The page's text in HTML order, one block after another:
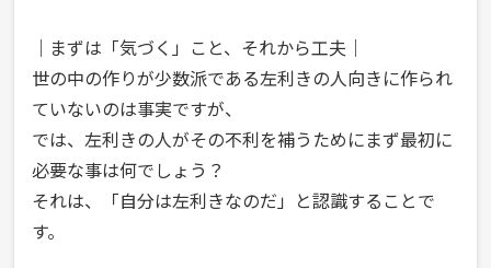
｜まずは「気づく」こと、それから工夫｜
世の中の作りが少数派である左利きの人向きに作られ
ていないのは事実ですが、
では、左利きの人がその不利を補うためにまず最初に
必要な事は何でしょう？
それは、「自分は左利きなのだ」と認識することで
す。